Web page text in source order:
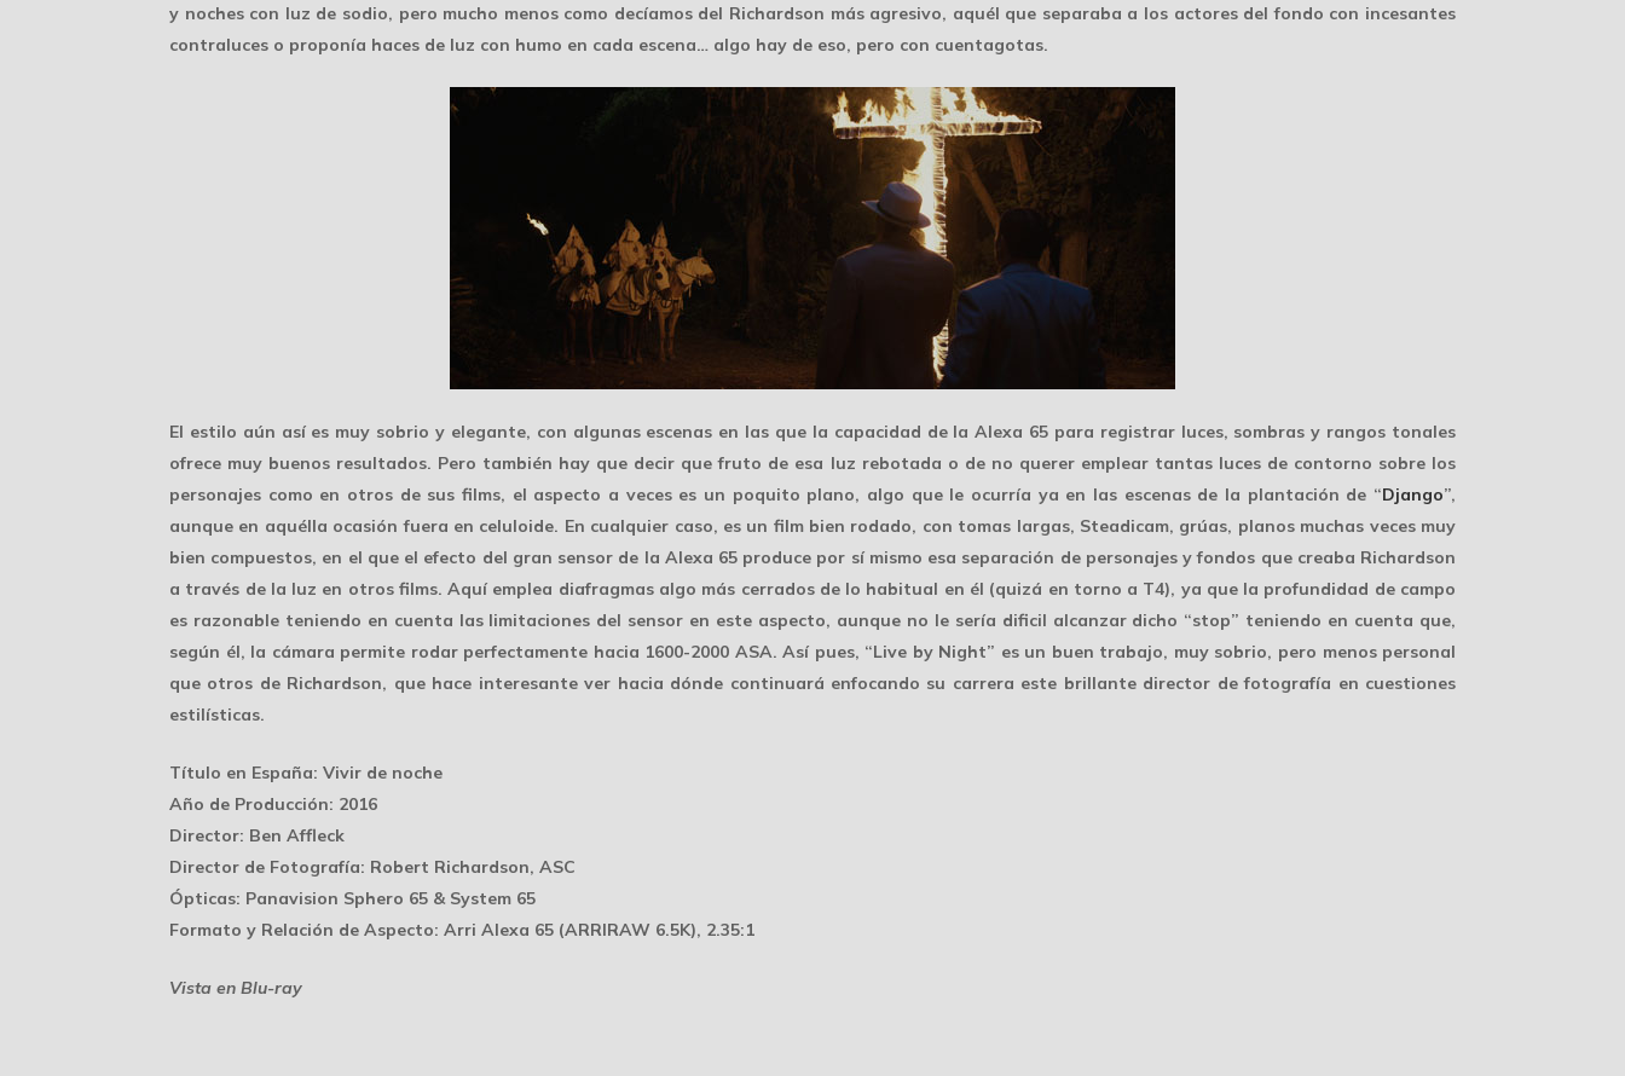
y noches con luz de sodio, pero mucho menos como decíamos del Richardson más agresivo, aquél que separaba a los actores del fondo con incesantes
contraluces o proponía haces de luz con humo en cada escena… algo hay de eso, pero con cuentagotas.
El estilo aún así es muy sobrio y elegante, con algunas escenas en las que la capacidad de la Alexa 65 para registrar luces, sombras y rangos tonales
ofrece muy buenos resultados. Pero también hay que decir que fruto de esa luz rebotada o de no querer emplear tantas luces de contorno sobre los
personajes como en otros de sus films, el aspecto a veces es un poquito plano, algo que le ocurría ya en las escenas de la plantación de “Django”,
aunque en aquélla ocasión fuera en celuloide. En cualquier caso, es un film bien rodado, con tomas largas, Steadicam, grúas, planos muchas veces muy
bien compuestos, en el que el efecto del gran sensor de la Alexa 65 produce por sí mismo esa separación de personajes y fondos que creaba Richardson
a través de la luz en otros films. Aquí emplea diafragmas algo más cerrados de lo habitual en él (quizá en torno a T4), ya que la profundidad de campo
es razonable teniendo en cuenta las limitaciones del sensor en este aspecto, aunque no le sería dificil alcanzar dicho “stop” teniendo en cuenta que,
según él, la cámara permite rodar perfectamente hacia 1600-2000 ASA. Así pues, “Live by Night” es un buen trabajo, muy sobrio, pero menos personal
que otros de Richardson, que hace interesante ver hacia dónde continuará enfocando su carrera este brillante director de fotografía en cuestiones
estilísticas.
Título en España: Vivir de noche
Año de Producción: 2016
Director: Ben Affleck
Director de Fotografía: Robert Richardson, ASC
Ópticas: Panavision Sphero 65 & System 65
Formato y Relación de Aspecto: Arri Alexa 65 (ARRIRAW 6.5K), 2.35:1
Vista en Blu-ray